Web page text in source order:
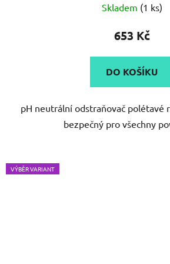
Skladem (1 ks)
653 Kč
DO KOŠÍKU
pH neutrální odstraňovač polétavé
bezpečný pro všechny
VÝBĚR VARIANT